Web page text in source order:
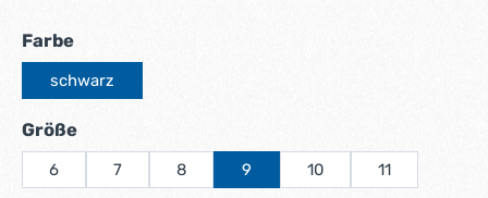
Farbeauswählen
schwarz
Größeauswählen
6 7 8 9 10 11